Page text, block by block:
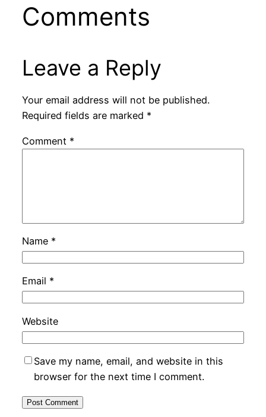
Comments
Leave a Reply
Your email address will not be published.
Required fields are marked *
Comment *
Name *
Email *
Website
Save my name, email, and website in this
browser for the next time I comment.